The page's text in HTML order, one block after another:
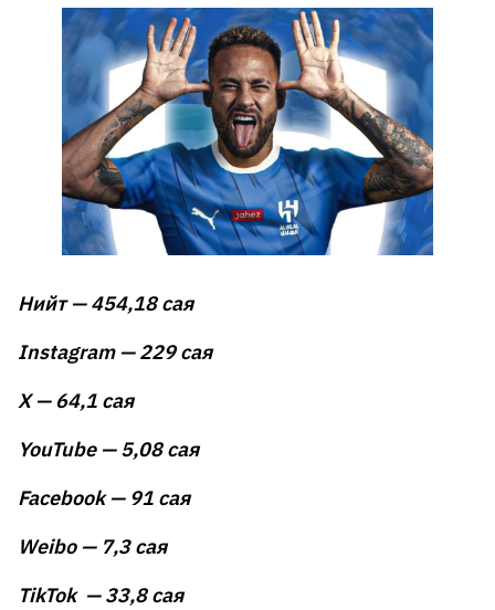
Нийт — 454,18 сая
Instagram — 229 сая
X — 64,1 сая
YouTube — 5,08 сая
Facebook — 91 сая
Weibo — 7,3 сая
TikTok — 33,8 сая